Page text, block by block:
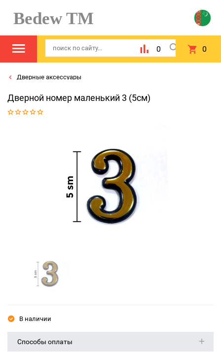
Bedew TM
0 0
Дверные аксессуары
Дверной номер маленький 3 (5см)
В наличии
Способы оплаты